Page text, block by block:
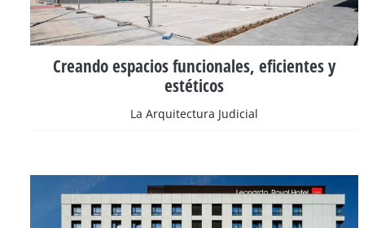
Creando espacios funcionales, eficientes y
estéticos
La Arquitectura Judicial